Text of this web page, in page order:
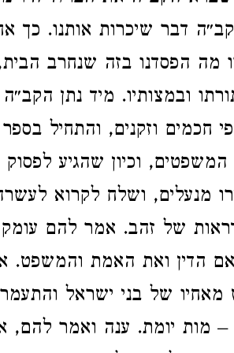
דבר שיכרות אותנו. כך
מה הפסדנו בזה שנחרב הבית,
ובמצותיו. מיד נתן
חכמים וזקנים, והתחיל
וכיון שהגיע לפסוק
מנעלים, ושלח לקרוא
של זהב. אמר להם
הדין ואת האמת והמשפט.
מאחיו של בני ישראל
מות יומת. ענה ואמר להם,